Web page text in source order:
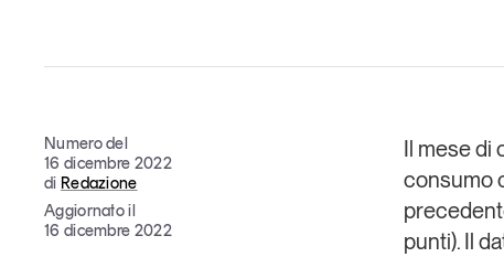
Tendenze è il magazine di GS1 Italy che racconta in
indipendente il cambiamento e le sfide del largo
dell’economia a professionisti e consumatori
Numero del
16 dicembre 2022
di Redazione
Aggiornato il
16 dicembre 2022
Il mese di
consumo
punti). Il